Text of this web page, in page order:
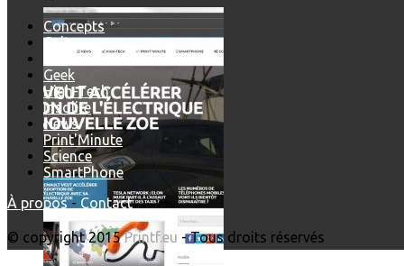
Concepts
Culture
Geek
High-Tech
Insolite
News
Print'Minute
Science
SmartPhone
À propos-Contact
© copyright 2015Printf.eu - Tous droits réservés